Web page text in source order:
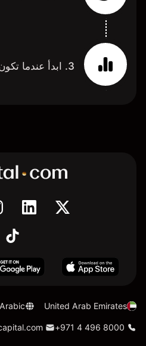
3. ابدأ عندما تكون مستعدًا
United Arab Emirates
Arabic
+971 4 496 8000